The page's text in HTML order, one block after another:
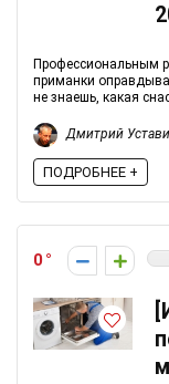
Профессиональным
приманки
не знаешь, какая
Дмитрий
ПОДРОБНЕЕ +
0